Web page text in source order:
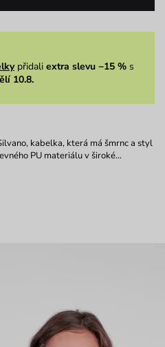
přidali extra slevu −15 %s
10.8.
kabelka, která má šmrnc a styl
PU materiálu v široké…